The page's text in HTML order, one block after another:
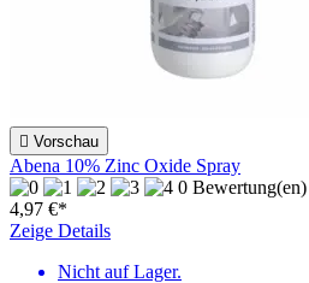
 Vorschau
Abena 10% Zinc Oxide Spray
0 Bewertung(en)
4,97 €*
Zeige Details
Nicht auf Lager.